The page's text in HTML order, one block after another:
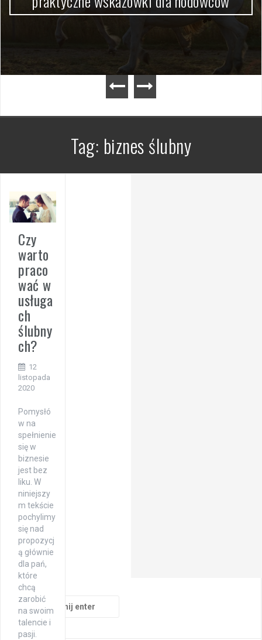
Tag: biznes ślubny
Czy
warto
praco
wać w
usługa
ch
ślubny
ch?
12
listopada
2020
Pomysłó
w na
spełnienie
się w
biznesie
jest bez
liku. W
niniejszy
m tekście
pochylimy
się nad
propozycj
ą głównie
dla pań,
które
chcą
zarobić
na swoim
talencie i
pasji.
Szukaj: